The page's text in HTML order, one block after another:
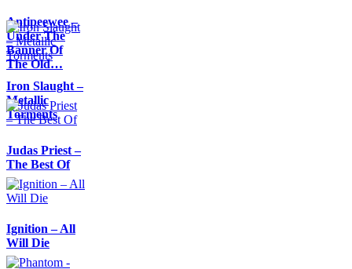
Antipeewee –
Under The
Banner Of
The Old…
Iron Slaught –
Metallic
Torments
Judas Priest –
The Best Of
Ignition – All
Will Die